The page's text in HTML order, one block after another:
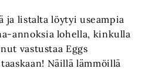
ja listalta löytyi useampia
annoksia lohella, kinkulla
vastustaa Eggs
Näillä lämmöillä